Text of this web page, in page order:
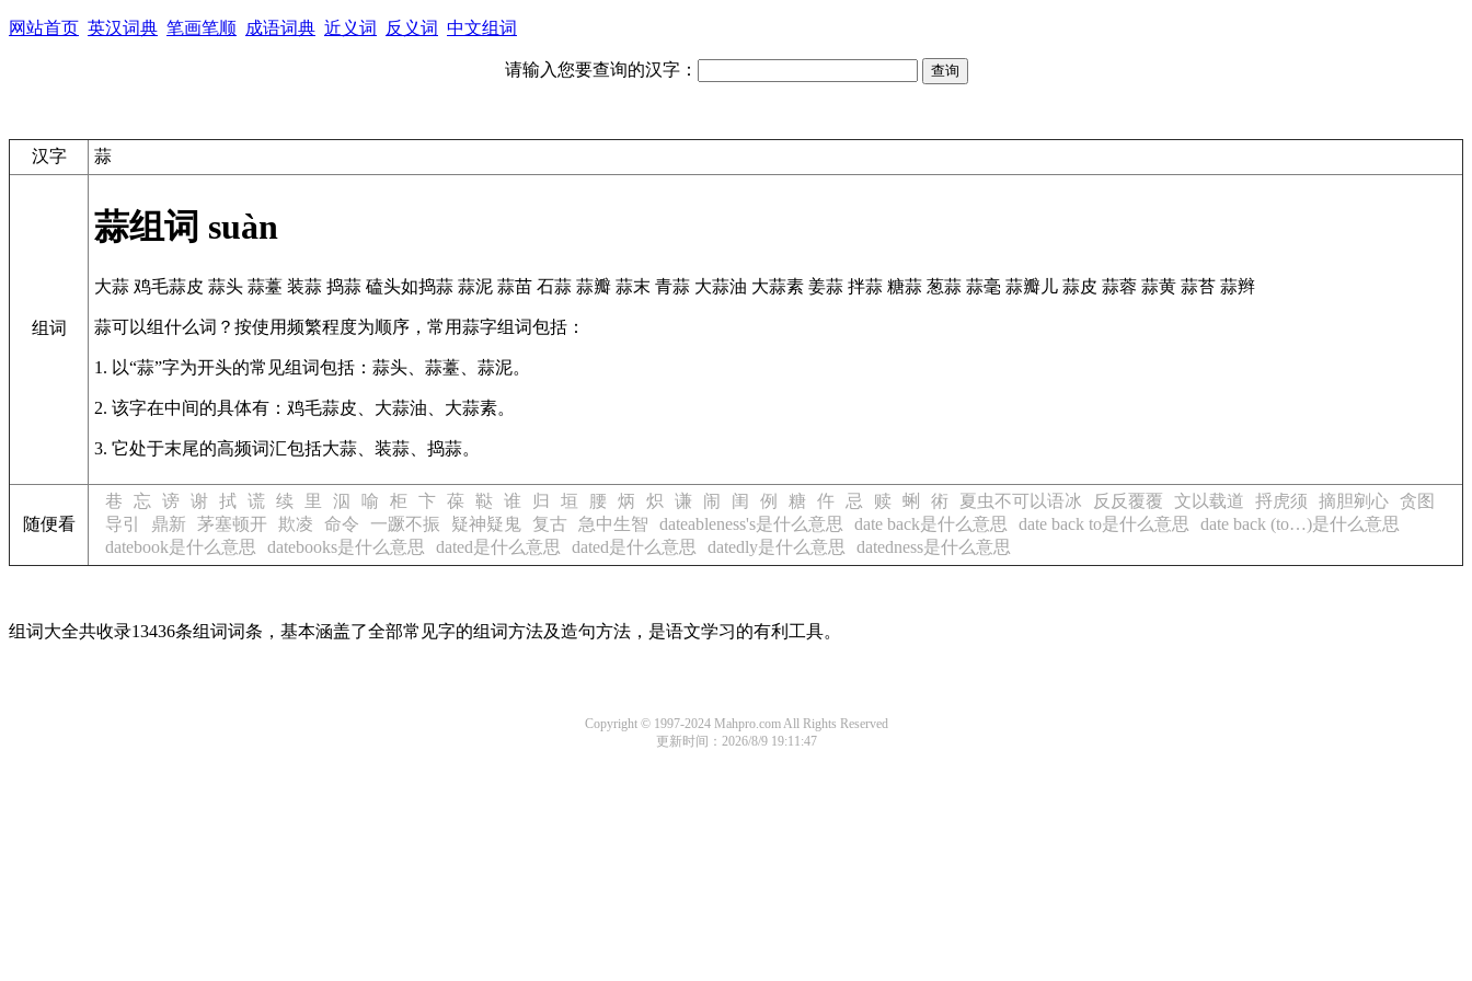
网站首页 英汉词典 笔画笔顺 成语词典 近义词 反义词 中文组词
请输入您要查询的汉字：
汉字 蒜
组词
蒜组词 suàn
大蒜 鸡毛蒜皮 蒜头 蒜薹 装蒜 捣蒜 磕头如捣蒜 蒜泥 蒜苗 石蒜 蒜瓣 蒜末 青蒜 大蒜油 大蒜素 姜蒜 拌蒜 糖蒜 葱蒜 蒜毫 蒜瓣儿 蒜皮 蒜蓉 蒜黄 蒜苔 蒜辫
蒜可以组什么词？按使用频繁程度为顺序，常用蒜字组词包括：
1. 以“蒜”字为开头的常见组词包括：蒜头、蒜薹、蒜泥。
2. 该字在中间的具体有：鸡毛蒜皮、大蒜油、大蒜素。
3. 它处于末尾的高频词汇包括大蒜、装蒜、捣蒜。
随便看
巷 忘 谤 谢 拭 谎 续 里 泅 喻 柜 卞 葆 鞑 谁 归 垣 腰 炳 炽 谦 闹 闺 例 糖 仵 忌 赎 蜊 術 夏虫不可以语冰 反反覆覆 文以载道 捋虎须 摘胆剜心 贪图
导引
鼎新 茅塞顿开 欺凌 命令 一蹶不振 疑神疑鬼 复古 急中生智 dateableness's是什么意思 date back是什么意思 date back to是什么意思
date back (to…)是什么意思
datebook是什么意思
datebooks是什么意思 dated是什么意思 dated是什么意思 datedly是什么意思 datedness是什么意思
组词大全共收录13436条组词词条，基本涵盖了全部常见字的组词方法及造句方法，是语文学习的有利工具。
Copyright © 1997-2024 Mahpro.com All Rights Reserved
更新时间：2026/8/9 19:11:47